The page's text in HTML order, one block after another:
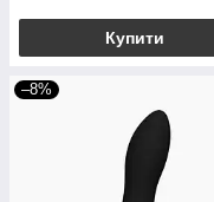
Купити
–8%